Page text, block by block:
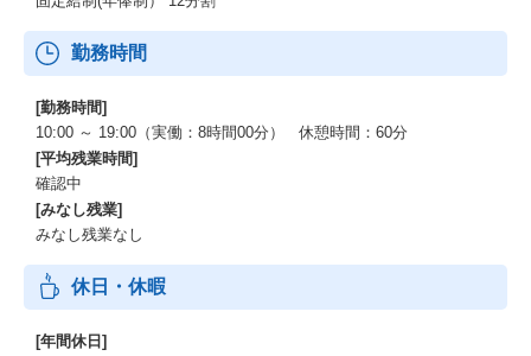
勤務時間
[勤務時間]
10:00 ～ 19:00（実働：8時間00分） 休憩時間：60分
[平均残業時間]
確認中
[みなし残業]
みなし残業なし
休日・休暇
[年間休日]